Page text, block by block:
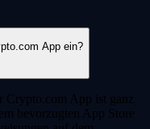
App ein?
Crypto.com App ist ganz
bevorzugten App Store